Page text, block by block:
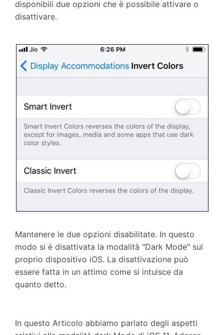
disponibili due opzioni che è possibile attivare o
disattivare.
Mantenere le due opzioni disabilitate. In questo
modo si è disattivata la modalità "Dark Mode" sul
proprio dispositivo iOS. La disattivazione può
essere fatta in un attimo come si intuisce da
quanto detto.
In questo Articolo abbiamo parlato degli aspetti